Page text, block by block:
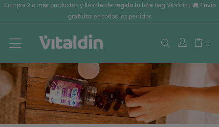
Compra 2 o más productos y llévate de regalo tu tote bag Vitaldin |
Envío
gratuito en todos los pedidos
Search
here...
0